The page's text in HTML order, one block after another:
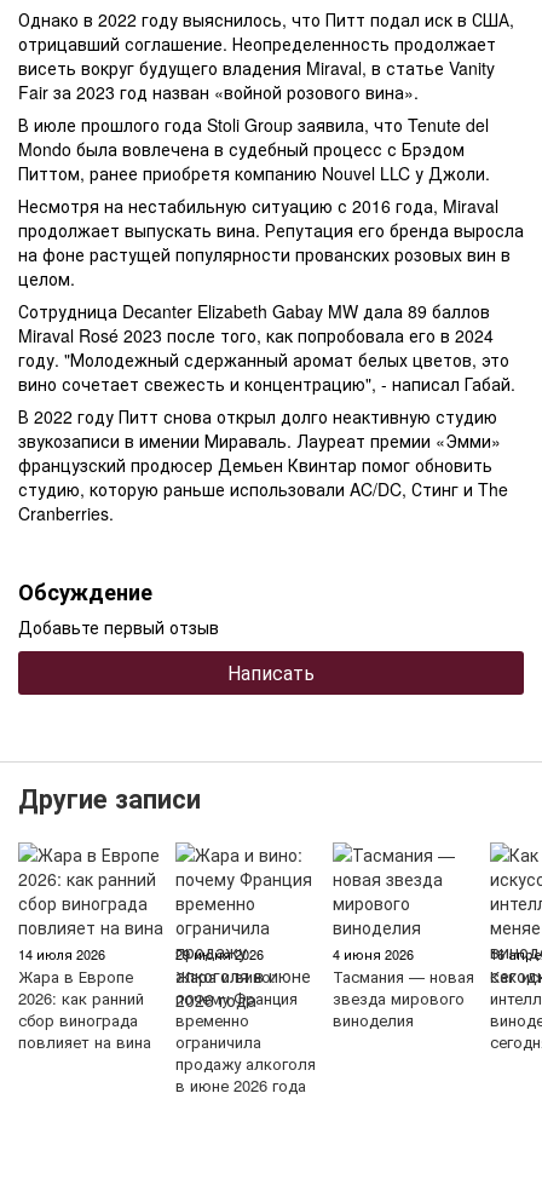
Однако в 2022 году выяснилось, что Питт подал иск в США,
отрицавший соглашение. Неопределенность продолжает
висеть вокруг будущего владения Miraval, в статье Vanity
Fair за 2023 год назван «войной розового вина».
В июле прошлого года Stoli Group заявила, что Tenute del
Mondo была вовлечена в судебный процесс с Брэдом
Питтом, ранее приобретя компанию Nouvel LLC у Джоли.
Несмотря на нестабильную ситуацию с 2016 года, Miraval
продолжает выпускать вина. Репутация его бренда выросла
на фоне растущей популярности прованских розовых вин в
целом.
Сотрудница Decanter Elizabeth Gabay MW дала 89 баллов
Miraval Rosé 2023 после того, как попробовала его в 2024
году. "Молодежный сдержанный аромат белых цветов, это
вино сочетает свежесть и концентрацию", - написал Габай.
В 2022 году Питт снова открыл долго неактивную студию
звукозаписи в имении Мираваль. Лауреат премии «Эмми»
французский продюсер Демьен Квинтар помог обновить
студию, которую раньше использовали AC/DC, Стинг и The
Cranberries.
Обсуждение
Добавьте первый отзыв
Написать
Другие записи
14 июля 2026
Жара в Европе
2026: как ранний
сбор винограда
повлияет на вина
29 июня 2026
Жара и вино:
почему Франция
временно
ограничила
продажу алкоголя
в июне 2026 года
4 июня 2026
Тасмания — новая
звезда мирового
виноделия
16
Как